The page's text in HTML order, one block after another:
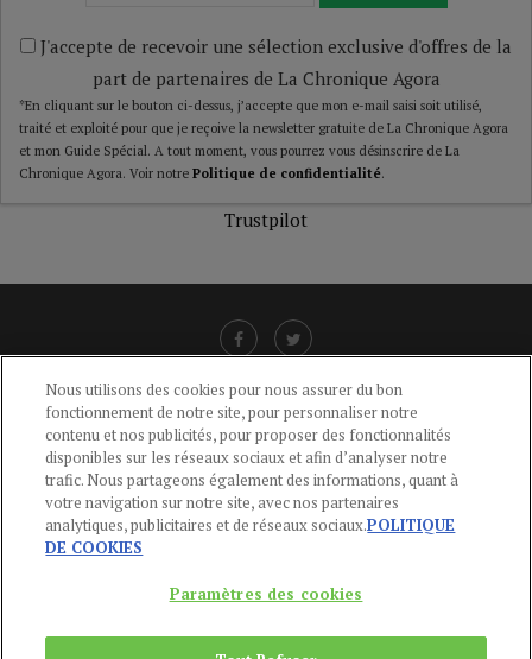
J'accepte de recevoir une sélection exclusive d'offres de la
part de partenaires de La Chronique Agora
*En cliquant sur le bouton ci-dessus, j’accepte que mon e-mail saisi soit utilisé,
traité et exploité pour que je reçoive la newsletter gratuite de La Chronique Agora
et mon Guide Spécial. A tout moment, vous pourrez vous désinscrire de La
Chronique Agora. Voir notre Politique de confidentialité.
Trustpilot
LIENS UTILES
CGU-POLITIQUE DE CONFIDENTIALITÉ -POLITIQUE DES COOKIES
MENTIONS LÉGALES -AIDE
CONTACT
Du Lundi au Vendredi, 9h-13h et 14h-17h
Nous utilisons des cookies pour nous assurer du bon
fonctionnement de notre site, pour personnaliser notre
contenu et nos publicités, pour proposer des fonctionnalités
disponibles sur les réseaux sociaux et afin d’analyser notre
trafic. Nous partageons également des informations, quant à
votre navigation sur notre site, avec nos partenaires
analytiques, publicitaires et de réseaux sociaux.POLITIQUE
DE COOKIES
Paramètres des cookies